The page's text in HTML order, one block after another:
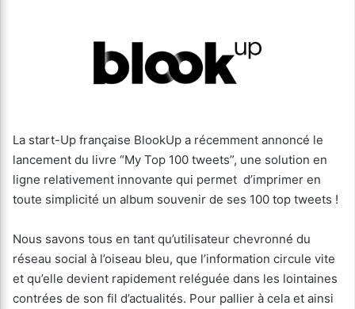
La start-Up française BlookUp a récemment annoncé le
lancement du livre “My Top 100 tweets”, une solution en
ligne relativement innovante qui permet d’imprimer en
toute simplicité un album souvenir de ses 100 top tweets !
Nous savons tous en tant qu’utilisateur chevronné du
réseau social à l’oiseau bleu, que l’information circule vite
et qu’elle devient rapidement reléguée dans les lointaines
contrées de son fil d’actualités. Pour pallier à cela et ainsi